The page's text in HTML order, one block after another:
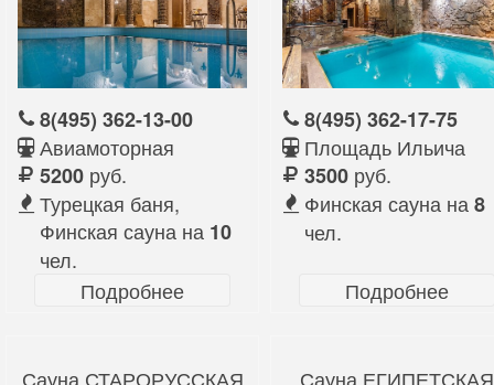
8(495) 362-13-00
Авиамоторная
5200 руб.
Турецкая баня,
Финская сауна на 10
чел.
Подробнее
8(495) 362-17-75
Площадь Ильича
3500 руб.
Финская сауна на 8
чел.
Подробнее
Сауна СТАРОРУССКАЯ Сауна ЕГИПЕТСКАЯ